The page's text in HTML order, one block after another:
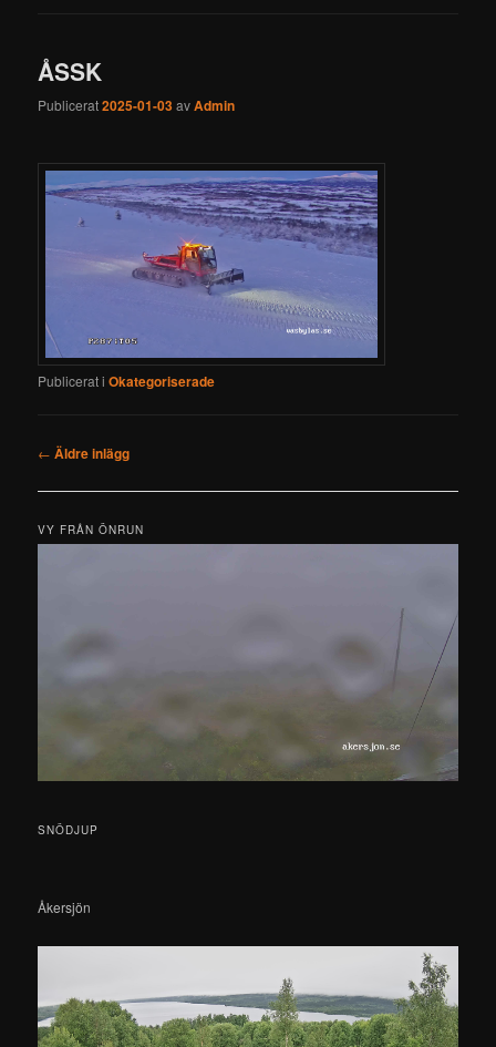
ÅSSK
Publicerat2025-01-03avAdmin
Publicerat i Okategoriserade
Inläggsnavigering
← Äldre inlägg
VY FRÅN ÖNRUN
SNÖDJUP
Åkersjön